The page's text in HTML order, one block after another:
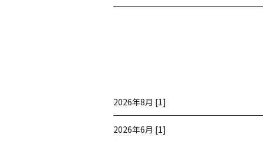
2026年8月 [1]
2026年6月 [1]